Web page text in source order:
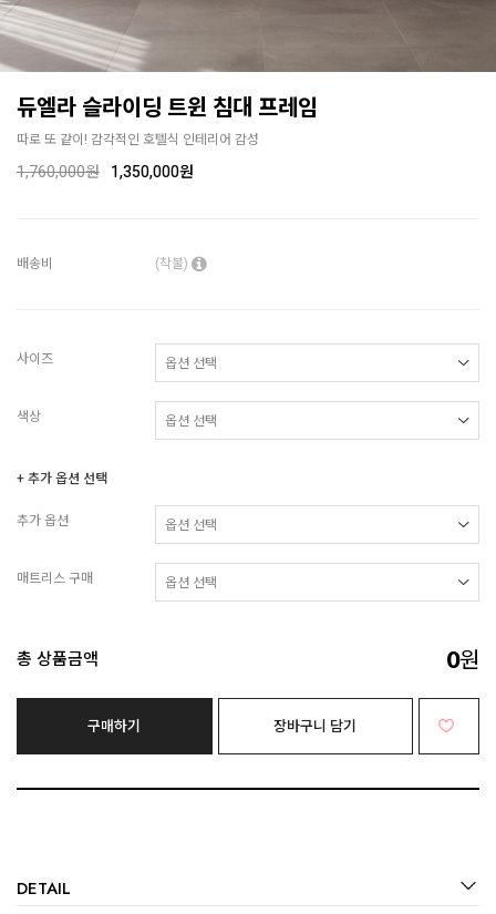
듀엘라 슬라이딩 트윈 침대 프레임
따로 또 같이! 감각적인 호텔식 인테리어 감성
1,760,000원 1,350,000원
배송비 (착불)
사이즈
색상
+ 추가 옵션 선택
추가 옵션
매트리스 구매
총 상품금액 0원
구매하기 장바구니 담기
DETAIL